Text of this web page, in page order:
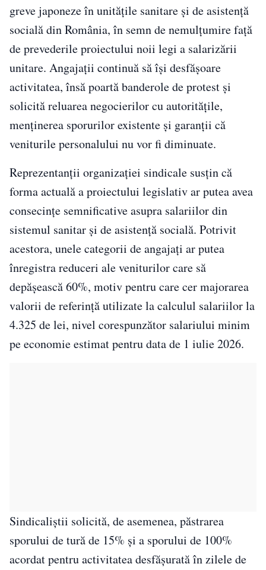
greve japoneze în unitățile sanitare și de asistență
socială din România, în semn de nemulțumire față
de prevederile proiectului noii legi a salarizării
unitare. Angajații continuă să își desfășoare
activitatea, însă poartă banderole de protest și
solicită reluarea negocierilor cu autoritățile,
menținerea sporurilor existente și garanții că
veniturile personalului nu vor fi diminuate.
Reprezentanții organizației sindicale susțin că
forma actuală a proiectului legislativ ar putea avea
consecințe semnificative asupra salariilor din
sistemul sanitar și de asistență socială. Potrivit
acestora, unele categorii de angajați ar putea
înregistra reduceri ale veniturilor care să
depășească 60%, motiv pentru care cer majorarea
valorii de referință utilizate la calculul salariilor la
4.325 de lei, nivel corespunzător salariului minim
pe economie estimat pentru data de 1 iulie 2026.
Sindicaliștii solicită, de asemenea, păstrarea
sporului de tură de 15% și a sporului de 100%
acordat pentru activitatea desfășurată în zilele de